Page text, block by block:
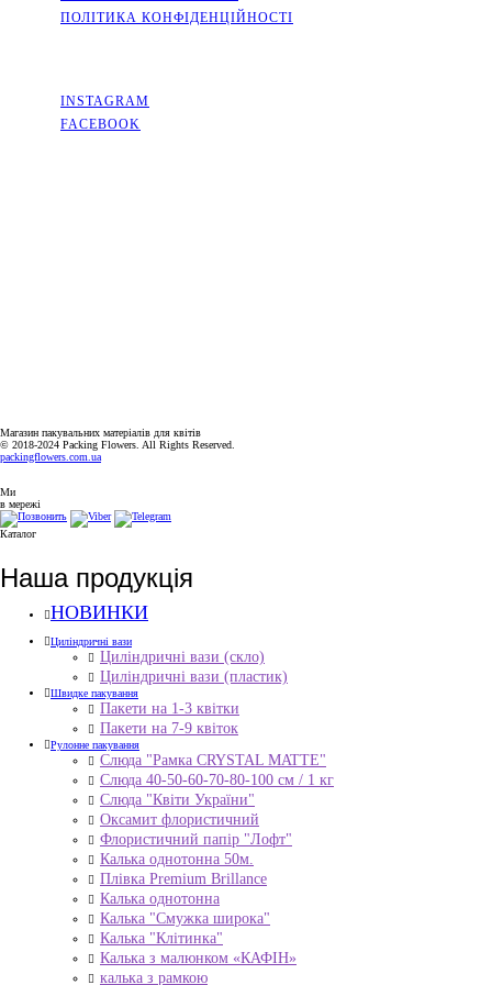
ПОЛІТИКА КОНФІДЕНЦІЙНОСТІ
INSTAGRAM
FACEBOOK
Магазин пакувальних матеріалів для квітів
© 2018-2024 Packing Flowers. All Rights Reserved.
packingflowers.com.ua
Ми
в мережі
Каталог
Наша продукція
НОВИНКИ
Циліндричні вази
Циліндричні вази (скло)
Циліндричні вази (пластик)
Швидке пакування
Пакети на 1-3 квітки
Пакети на 7-9 квіток
Рулонне пакування
Слюда "Рамка CRYSTAL MATTE"
Слюда 40-50-60-70-80-100 см / 1 кг
Слюда "Квіти України"
Оксамит флористичний
Флористичний папір "Лофт"
Калька однотонна 50м.
Плівка Premium Brillance
Калька однотонна
Калька "Смужка широка"
Калька "Клітинка"
Калька з малюнком «КАФІН»
калька з рамкою